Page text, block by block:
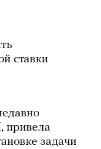
ставки
привела
задачи